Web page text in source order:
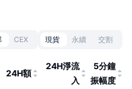
CEX 現貨 永續 交割
24H額
24H淨流
入
5分鐘
振幅度